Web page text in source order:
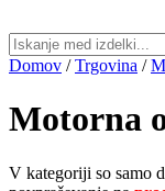
for:
Domov /Trgovina /
Motorna
V kategoriji so samo